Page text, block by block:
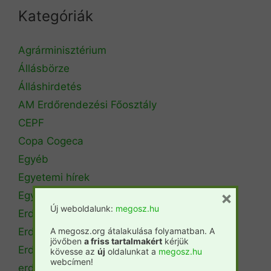
Kategóriák
Agrárminisztérium
Állásbörze
Álláshirdetés
AM Erdőrendezési Főosztály
CEPF
Copa Cogeca
Egyéb
Egyetemi hírek
Egyetemi szintű oktatás
Erdészeti szakszemélyzet
Erdőtérkép
Erdőtörvény
erdőtűz
Új weboldalunk: megosz.hu
A megosz.org átalakulása folyamatban. A
jövőben a friss tartalmakért kérjük
kövesse az új oldalunkat a megosz.hu
webcímen!
×